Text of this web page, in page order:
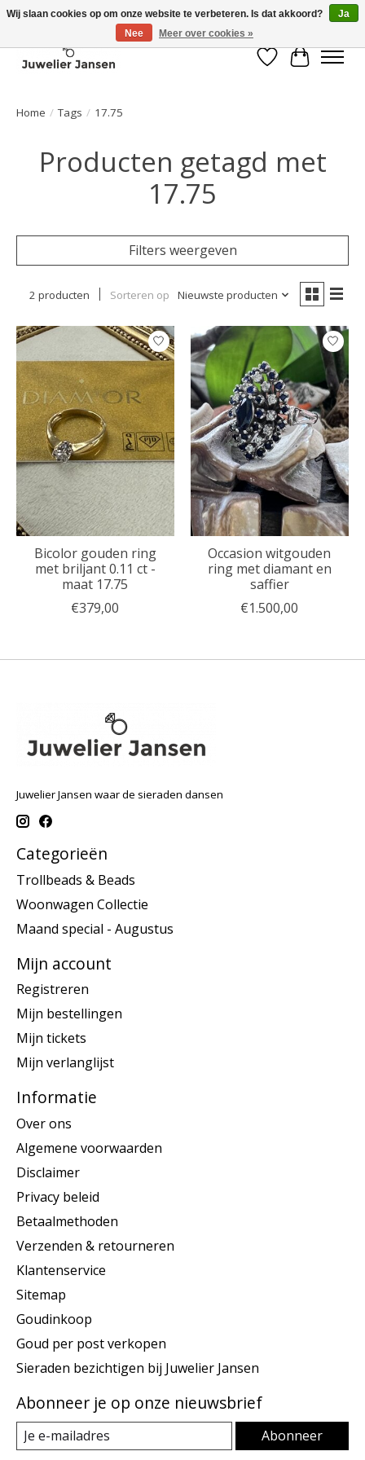
Verlanglijst
Home / Tags / 17.75
Producten getagd met
17.75
Filters weergeven
2 producten Sorteren op Nieuwste producten
Bicolor gouden ring
met briljant 0.11 ct -
maat 17.75
€379,00
Occasion witgouden
ring met diamant en
saffier
€1.500,00
Juwelier Jansen waar de sieraden dansen
Categorieën
Trollbeads & Beads
Woonwagen Collectie
Maand special - Augustus
Mijn account
Registreren
Mijn bestellingen
Mijn tickets
Mijn verlanglijst
Informatie
Over ons
Algemene voorwaarden
Disclaimer
Privacy beleid
Betaalmethoden
Verzenden & retourneren
Klantenservice
Sitemap
Goudinkoop
Goud per post verkopen
Sieraden bezichtigen bij Juwelier Jansen
Abonneer je op onze nieuwsbrief
Abonneer
Wij slaan cookies op om onze website te verbeteren. Is dat akkoord?
Ja
Nee
Meer over cookies »